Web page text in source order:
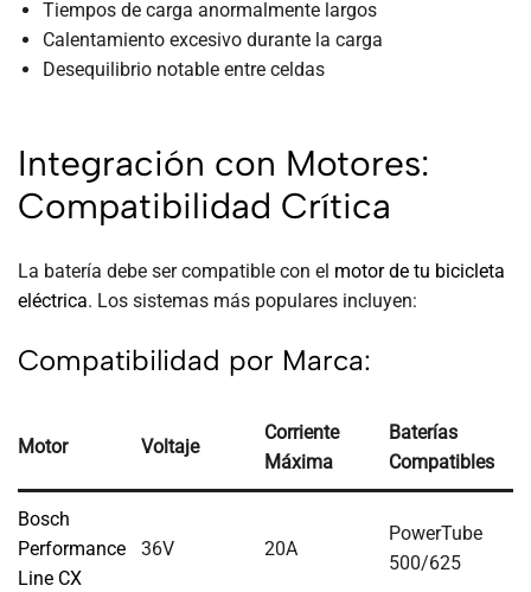
Tiempos de carga anormalmente largos
Calentamiento excesivo durante la carga
Desequilibrio notable entre celdas
Integración con Motores:
Compatibilidad Crítica
La batería debe ser compatible con el motor de tu bicicleta
eléctrica. Los sistemas más populares incluyen:
Compatibilidad por Marca:
Motor Voltaje
Corriente
Máxima
Baterías
Compatibles
Bosch
Performance
Line CX
36V 20A
PowerTube
500/625